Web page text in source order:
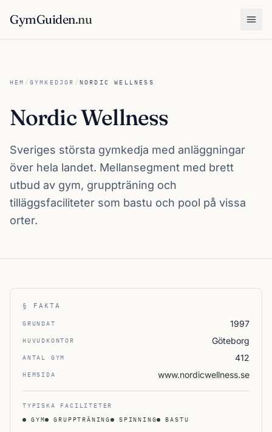
GymGuiden.nu
HEM / GYMKEDJOR / NORDIC WELLNESS
Nordic Wellness
Sveriges största gymkedja med anläggningar
över hela landet. Mellansegment med brett
utbud av gym, gruppträning och
tilläggsfaciliteter som bastu och pool på vissa
orter.
§ FAKTA
GRUNDAT 1997
HUVUDKONTOR Göteborg
ANTAL GYM 412
HEMSIDA www.nordicwellness.se
TYPISKA FACILITETER
GYM
GRUPPTRÄNING SPINNING BASTU